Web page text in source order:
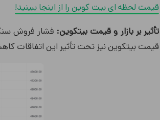
قیمت لحظه ای بیت کوین را از اینجا ببینید!
تأثیر بر بازار و قیمت بیتکوین:
قیمت بیتکوین نیز تحت تأثیر این اتفاقات کاهش یافته و به 39400 دلار رسیده است، نشان دهنده